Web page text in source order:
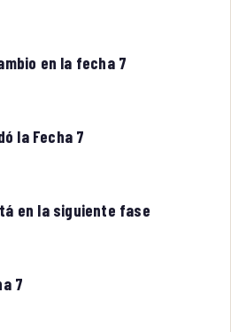
en la fecha 7
la Fecha 7
en la siguiente fase
7